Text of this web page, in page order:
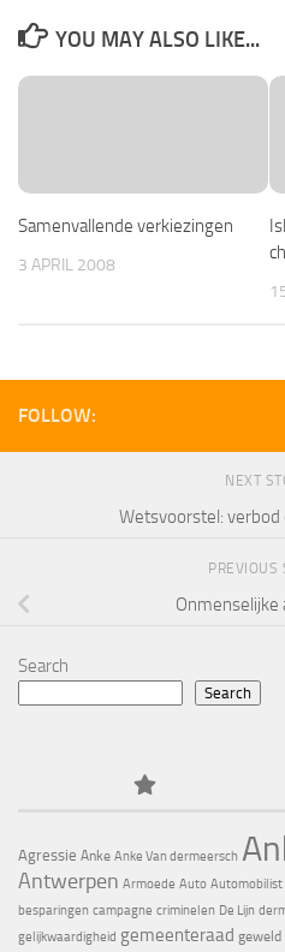
YOU MAY ALSO LIKE...
Samenvallende verkiezingen
3 APRIL 2008
FOLLOW:
NEXT
Wetsvoorstel: verbod
PREVIOUS
Onmenselijke
Search
Search
Agressie Anke Anke Van dermeersch
Antwerpen Armoede Auto Automobilist
besparingen campagne criminelen De Lijn
gelijkwaardigheid gemeenteraad geweld